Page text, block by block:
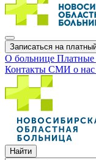
Записаться на
О больнице Платные
Контакты СМИ о нас